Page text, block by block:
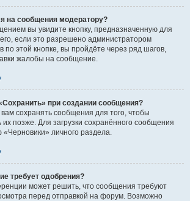
на сообщения модератору?
вы увидите кнопку, предназначенную для
если это разрешено администратором
этой кнопке, вы пройдёте через ряд шагов,
жалобы на сообщение.
при создании сообщения?
сохранять сообщения для того, чтобы
их позже. Для загрузки сохранённого сообщения
личного раздела.
требует одобрения?
может решить, что сообщения требуют
перед отправкой на форум. Возможно